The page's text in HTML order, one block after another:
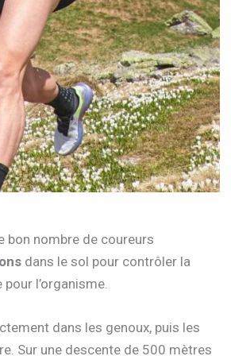
bon nombre de coureurs
dans le sol pour contrôler la
l’organisme.
dans les genoux, puis les
Sur une descente de 500 mètres